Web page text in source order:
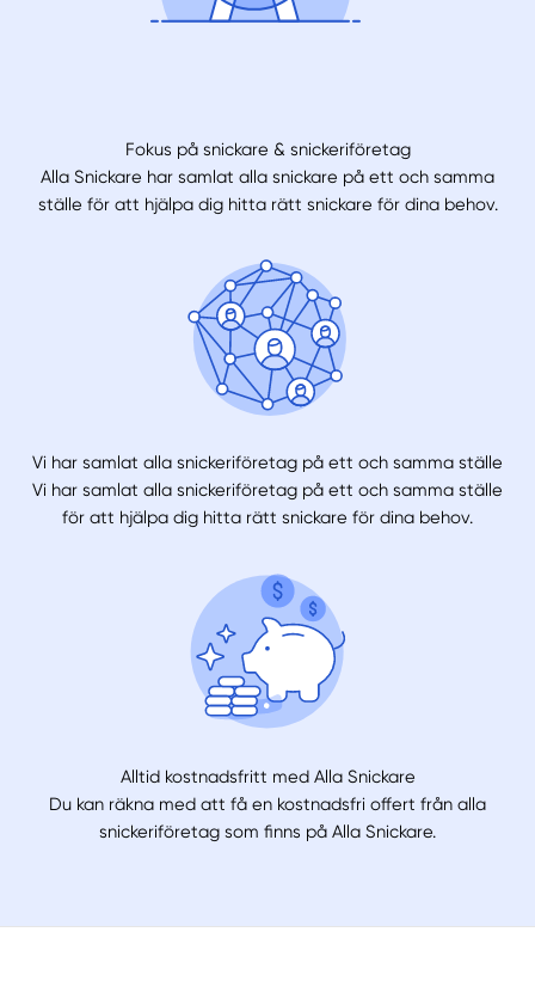
Fokus på snickare & snickeriföretag
Alla Snickare har samlat alla snickare på ett och samma
ställe för att hjälpa dig hitta rätt snickare för dina behov.
Vi har samlat alla snickeriföretag på ett och samma ställe
Vi har samlat alla snickeriföretag på ett och samma ställe
för att hjälpa dig hitta rätt snickare för dina behov.
Alltid kostnadsfritt med Alla Snickare
Du kan räkna med att få en kostnadsfri offert från alla
snickeriföretag som finns på Alla Snickare.